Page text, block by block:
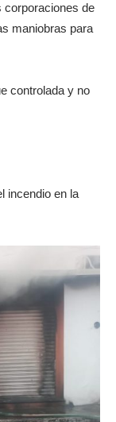
corporaciones de
maniobras para
controlada y no
incendio en la